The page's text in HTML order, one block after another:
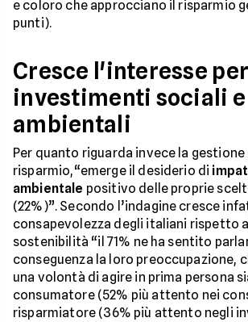
e coloro che approcciano il risparmio
punti).
Cresce l'interesse
investimenti sociali e
ambientali
Per quanto riguarda invece la gestione
risparmio,“emerge il desiderio di
ambientale positivo delle proprie
(22%)”. Secondo l’indagine cresce
consapevolezza degli italiani rispetto
sostenibilità “il 71% ne ha sentito
conseguenza la loro preoccupazione,
una volontà di agire in prima persona
consumatore (52% più attento nei
risparmiatore (36% più attento negli